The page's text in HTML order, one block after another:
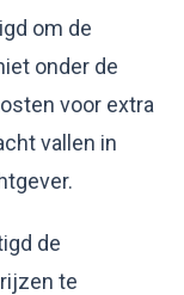
om de
onder de
voor extra
vallen in
de
te